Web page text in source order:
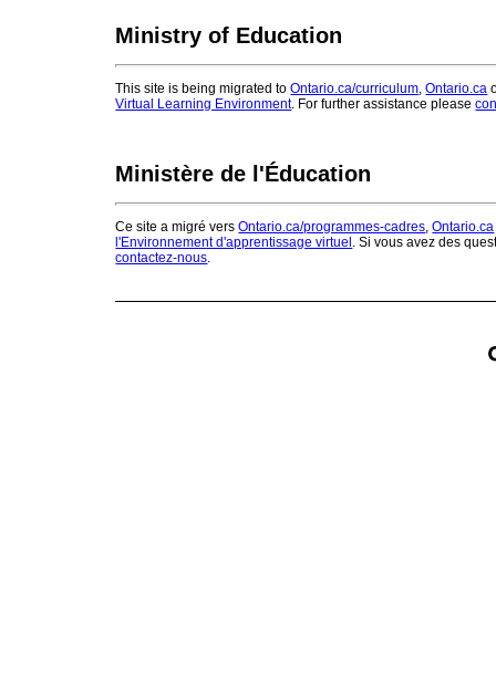
Ministry of Education
This site is being migrated toOntario.ca/curriculum ,Ontario.ca
Virtual Learning Environment. For further assistance please
Ministère de l'Éducation
Ce site a migré versOntario.ca/programmes-cadres ,Ontario.ca
l'Environnement d'apprentissage virtuel . Si vous avez des
contactez-nous